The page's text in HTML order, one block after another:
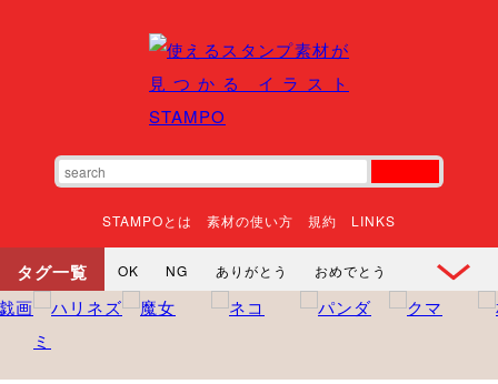
STAMPOとは 素材の使い方 規約 LINKS
タグ一覧 OK NG ありがとう
おめでとう
寝る
やったね
それな